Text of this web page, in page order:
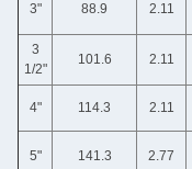
3" 88.9 2.11
3
1/2"
101.6 2.11
4" 114.3 2.11
5" 141.3 2.77